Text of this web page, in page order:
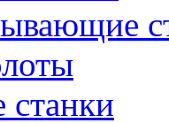
станки